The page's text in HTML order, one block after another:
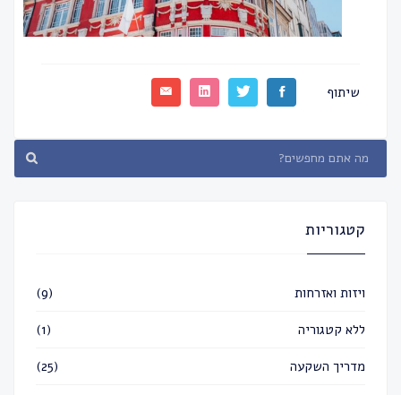
שיתוף
קטגוריות
ויזות ואזרחות (9)
ללא קטגוריה (1)
מדריך השקעה (25)